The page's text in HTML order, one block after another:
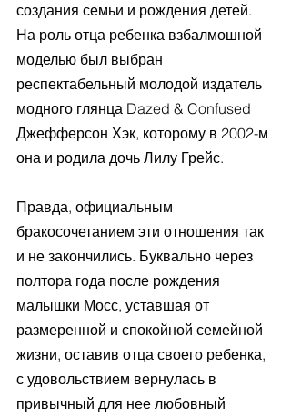
создания семьи и рождения детей.
На роль отца ребенка взбалмошной
моделью был выбран
респектабельный молодой издатель
модного глянца Dazed & Confused
Джефферсон Хэк, которому в 2002-м
она и родила дочь Лилу Грейс.
Правда, официальным
бракосочетанием эти отношения так
и не закончились. Буквально через
полтора года после рождения
малышки Мосс, уставшая от
размеренной и спокойной семейной
жизни, оставив отца своего ребенка,
с удовольствием вернулась в
привычный для нее любовный